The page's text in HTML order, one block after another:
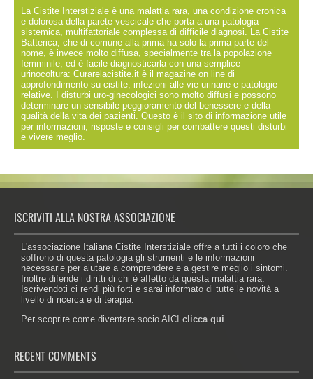
La Cistite Interstiziale è una malattia rara, una condizione cronica
e dolorosa della parete vescicale che porta a una patologia
sistemica, multifattoriale complessa di difficile diagnosi. La Cistite
Batterica, che di comune alla prima ha solo la prima parte del
nome, è invece molto diffusa, specialmente tra la popolazione
femminile, ed è facile diagnosticarla con una semplice
urinocoltura: Curarelacistite.it è il magazine on line di
approfondimento su cistite, infezioni alle vie urinarie e patologie
relative. I disturbi uro-ginecologici sono molto diffusi e possono
determinare un sensibile peggioramento del benessere e della
qualità della vita dei pazienti. Questo è il sito di informazione utile
per informazioni, risposte e consigli per combattere questi disturbi
e vivere meglio.
ISCRIVITI ALLA NOSTRA ASSOCIAZIONE
L'associazione Italiana Cistite Interstiziale offre a tutti i coloro che
soffrono di questa patologia gli strumenti e le informazioni
necessarie per aiutare a comprendere e a gestire meglio i sintomi.
Inoltre difende i diritti di chi è affetto da questa malattia rara.
Iscrivendoti ci rendi più forti e sarai informato di tutte le novità a
livello di ricerca e di terapia.
Per scoprire come diventare socio AICI clicca qui
RECENT COMMENTS